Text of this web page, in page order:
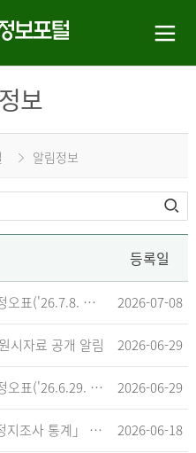
보
알림정보
등록일
「2024 퇴원손상통계」 정오표('26.7.8. 기준) 2026-07-08
시자료 공개 알림 2026-06-29
「2023 퇴원손상통계」 정오표('26.6.29. 기준) 2026-06-29
「2025 상반기 급성심장정지조사 통계」 공표 2026-06-18